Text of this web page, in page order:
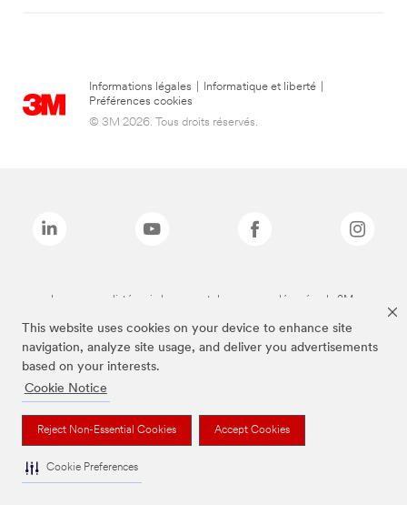
This website uses cookies on your device to enhance site
navigation, analyze site usage, and deliver you advertisements
based on your interests.
Cookie Notice
Reject Non-Essential Cookies Accept Cookies
Cookie Preferences
Informations légales Informatique et liberté
Préférences cookies
© 3M 2026. Tous droits réservés.
Les marques listées ci-dessus sont des marques déposées de 3M.